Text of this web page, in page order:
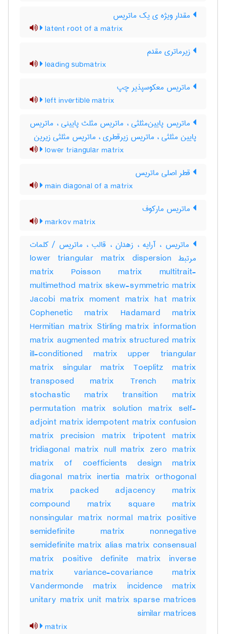
مقدار ویژه ی یک ماتریس
latent root of a matrix
زیرماتری مقدم
leading submatrix
ماتریس معکوسپذیر چپ
left invertible matrix
ماتریس پایین‌مثلثی ، ماتریس مثلث پایینی ، ماتریس
پایین مثلثی ، ماتریس زیرقطری ، ماتریس مثلثی زیرین
lower triangular matrix
قطر اصلی ماتریس
main diagonal of a matrix
ماتریس مارکوف
markov matrix
ماتریس ، آرایه ، زهدان ، قالب ، ماتریس / کلمات
مرتبط lower triangular matrix dispersion
matrix Poisson matrix multitrait-
multimethod matrix skew-symmetric matrix
Jacobi matrix moment matrix hat matrix
Cophenetic matrix Hadamard matrix
Hermitian matrix Stirling matrix information
matrix augmented matrix structured matrix
ill-conditioned matrix upper triangular
matrix singular matrix Toeplitz matrix
transposed matrix Trench matrix
stochastic matrix transition matrix
permutation matrix solution matrix self-
adjoint matrix idempotent matrix confusion
matrix precision matrix tripotent matrix
tridiagonal matrix null matrix zero matrix
matrix of coefficients design matrix
diagonal matrix inertia matrix orthogonal
matrix packed adjacency matrix
compound matrix square matrix
nonsingular matrix normal matrix positive
semidefinite matrix nonnegative
semidefinite matrix alias matrix consensual
matrix positive definite matrix inverse
matrix variance-covariance matrix
Vandermonde matrix incidence matrix
unitary matrix unit matrix sparse matrices
similar matrices
matrix